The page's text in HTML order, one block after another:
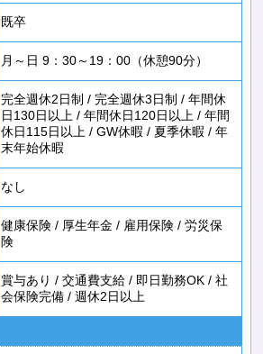
既卒
月～日 9：30～19：00（休憩90分）
完全週休2日制 / 完全週休3日制 / 年間休
日130日以上 / 年間休日120日以上 / 年間
休日115日以上 / GW休暇 / 夏季休暇 / 年
末年始休暇
なし
健康保険/ 厚生年金 / 雇用保険/ 労災保
険
賞与あり / 交通費支給 / 即日勤務OK/ 社
会保険完備/ 週休2日以上